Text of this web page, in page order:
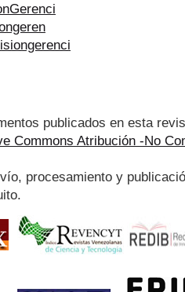
publicados en esta
Commons Atribución -No
procesamiento y